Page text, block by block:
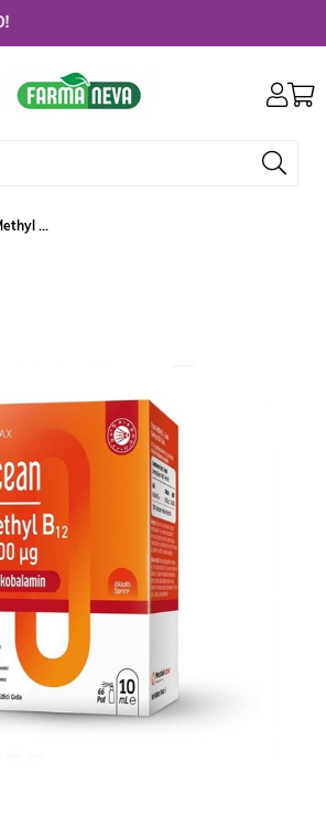
Ocean Methyl B12 Sprey 1000 mg 10 ml - Eski Ambalaj